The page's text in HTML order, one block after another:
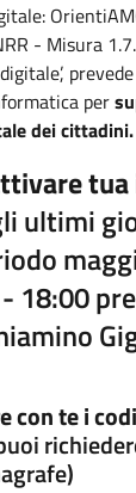
- Misura
per
dei cittadini.
ultimi
18:00
con te i